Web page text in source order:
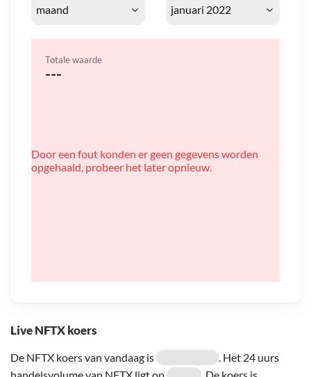
Live NFTX koers
De NFTX koers van vandaag is
. Het 24 uurs
Totale waarde
---
Door een fout konden er geen gegevens worden
opgehaald, probeer het later opnieuw.